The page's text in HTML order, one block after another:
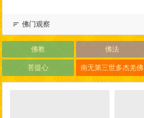
佛门观察
佛教 佛法
菩提心 南无第三世多杰羌佛